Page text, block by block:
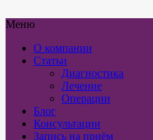
Меню
О компании
Статьи
Диагностика
Лечение
Операции
Блог
Консультации
Запись на приём